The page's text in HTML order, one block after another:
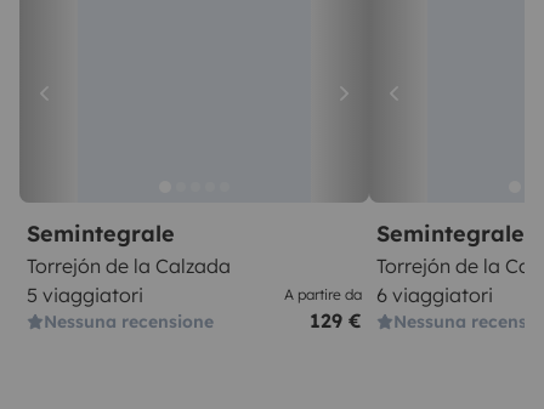
Semintegrale
Torrejón de la Calzada
5 viaggiatori
Nessuna recensione
A partire da
129 €
Semintegrale
Torrejón de la
6 viaggiatori
Nessuna